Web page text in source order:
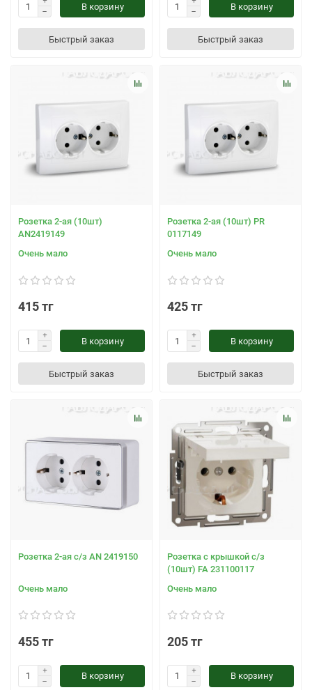
В корзину
Быстрый заказ
В корзину
Быстрый заказ
Розетка 2-ая (10шт)
AN2419149
Очень мало
415 тг
В корзину
Быстрый заказ
Розетка 2-ая (10шт) PR
0117149
Очень мало
425 тг
В корзину
Быстрый заказ
Розетка 2-ая с/з AN 2419150
Очень мало
455 тг
В корзину
Розетка с крышкой с/з
(10шт) FA 231100117
Очень мало
205 тг
В корзину